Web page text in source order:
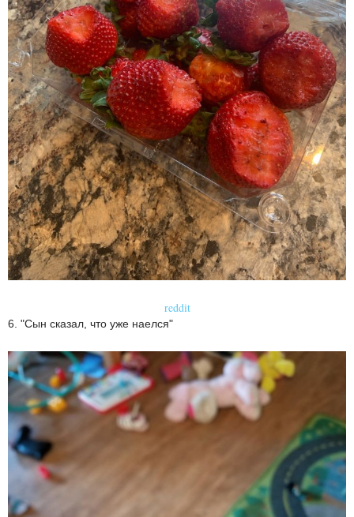
reddit
6. "Сын сказал, что уже наелся"